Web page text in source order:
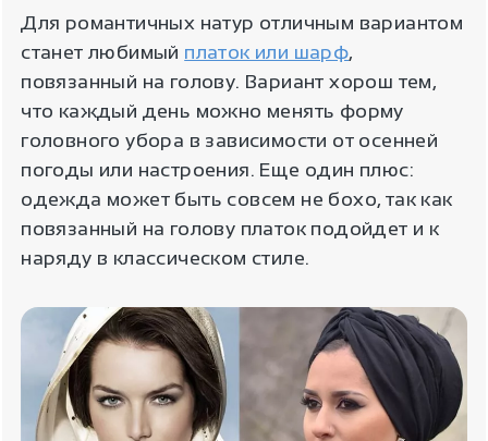
Для романтичных натур отличным вариантом
станет любимый платок или шарф,
повязанный на голову. Вариант хорош тем,
что каждый день можно менять форму
головного убора в зависимости от осенней
погоды или настроения. Еще один плюс:
одежда может быть совсем не бохо, так как
повязанный на голову платок подойдет и к
наряду в классическом стиле.